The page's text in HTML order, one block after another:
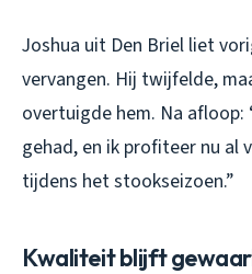
Joshua uit Den Briel liet
vervangen. Hij twijfelde,
overtuigde hem. Na afloop:
gehad, en ik profiteer nu al
tijdens het stookseizoen.”
Kwaliteit blijft